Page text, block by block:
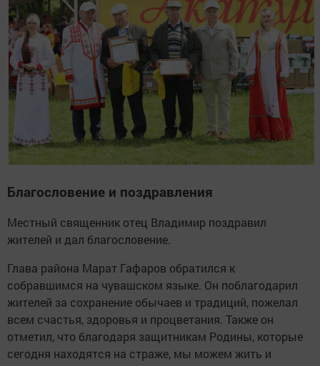
Благословение и поздравления
Местный священник отец Владимир поздравил
жителей и дал благословение.
Глава района Марат Гафаров обратился к
собравшимся на чувашском языке. Он поблагодарил
жителей за сохранение обычаев и традиций, пожелал
всем счастья, здоровья и процветания. Также он
отметил, что благодаря защитникам Родины, которые
сегодня находятся на страже, мы можем жить и